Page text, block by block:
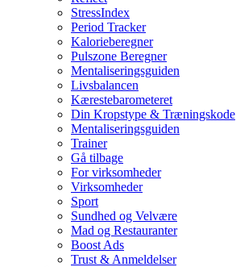
StressIndex
Period Tracker
Kalorieberegner
Pulszone Beregner
Mentaliseringsguiden
Livsbalancen
Kærestebarometeret
Din Kropstype & Træningskode
Mentaliseringsguiden
Trainer
Gå tilbage
For virksomheder
Virksomheder
Sport
Sundhed og Velvære
Mad og Restauranter
Boost Ads
Trust & Anmeldelser